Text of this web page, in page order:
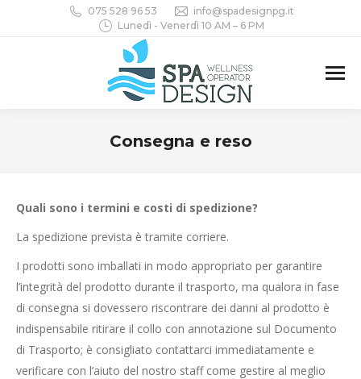
075 528 96 53
info@spadesignpg.it
Lunedì - Venerdì 10 AM – 6 PM
Consegna e reso
Quali sono i termini e costi di spedizione?
La spedizione prevista è tramite corriere.
I prodotti sono imballati in modo appropriato per garantire
l’integrità del prodotto durante il trasporto, ma qualora in fase
di consegna si dovessero riscontrare dei danni al prodotto è
indispensabile ritirare il collo con annotazione sul Documento
di Trasporto; è consigliato contattarci immediatamente e
verificare con l’aiuto del nostro staff come gestire al meglio